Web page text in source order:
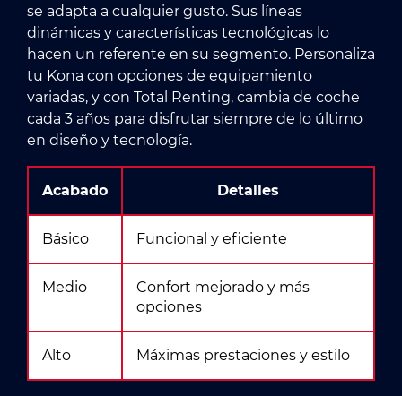
se adapta a cualquier gusto. Sus líneas
dinámicas y características tecnológicas lo
hacen un referente en su segmento. Personaliza
tu Kona con opciones de equipamiento
variadas, y con Total Renting, cambia de coche
cada 3 años para disfrutar siempre de lo último
en diseño y tecnología.
Acabado Detalles
Básico Funcional y eficiente
Medio
Confort mejorado y más
opciones
Alto Máximas prestaciones y estilo